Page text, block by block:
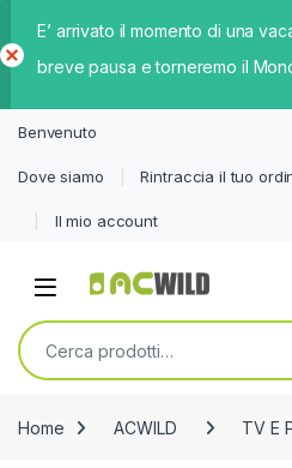
E’ arrivato il momento di una
breve pausa e torneremo il
iud
Benvenuto
Dove siamo Rintraccia il tuo
Il mio account
Cerca:
Home ACWILD TV E